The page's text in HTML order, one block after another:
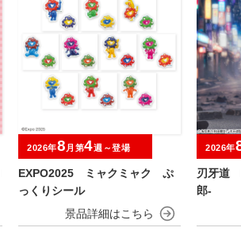
EXPO2025 ミャクミャク ぷ
っくりシール
2026年8 月第4週～登場
刃牙道
郎‐
2026年